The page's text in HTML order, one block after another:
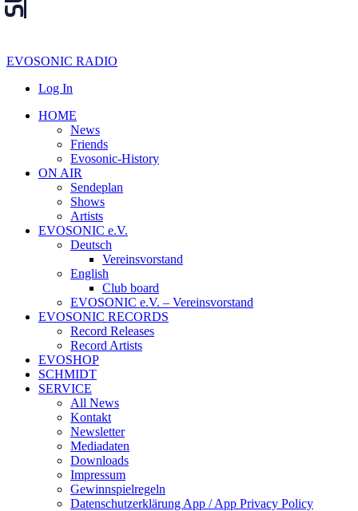
EVOSONIC RADIO
Log In
HOME
News
Friends
Evosonic-History
ON AIR
Sendeplan
Shows
Artists
EVOSONIC e.V.
Deutsch
Vereinsvorstand
English
Club board
EVOSONIC e.V. ‒ Vereinsvorstand
EVOSONIC RECORDS
Record Releases
Record Artists
EVOSHOP
SCHMIDT
SERVICE
All News
Kontakt
Newsletter
Mediadaten
Downloads
Impressum
Gewinnspielregeln
Datenschutzerklärung App / App Privacy Policy